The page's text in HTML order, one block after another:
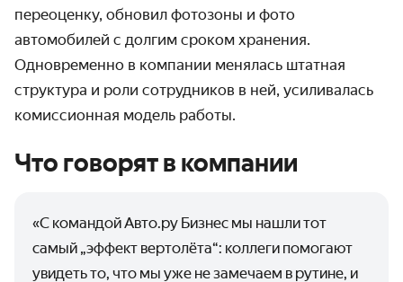
переоценку, обновил фотозоны и фото
автомобилей с долгим сроком хранения.
Одновременно в компании менялась штатная
структура и роли сотрудников в ней, усиливалась
комиссионная модель работы.
Что говорят в компании
«С командой Авто.ру Бизнес мы нашли тот
самый „эффект вертолёта“: коллеги помогают
увидеть то, что мы уже не замечаем в рутине, и